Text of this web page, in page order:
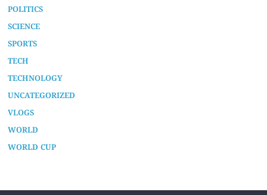
POLITICS
SCIENCE
SPORTS
TECH
TECHNOLOGY
UNCATEGORIZED
VLOGS
WORLD
WORLD CUP